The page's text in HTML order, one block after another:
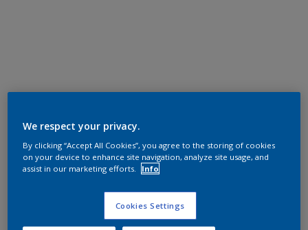
We respect your privacy.
By clicking “Accept All Cookies”, you agree to the storing of cookies
on your device to enhance site navigation, analyze site usage, and
assist in our marketing efforts.
Info
Cookies Settings